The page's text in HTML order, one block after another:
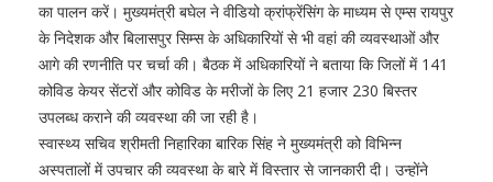
का पालन करें। मुख्यमंत्री बघेल ने वीडियो क्रांफ्रेंसिंग के माध्यम से एम्स रायपुर
के निदेशक और बिलासपुर सिम्स के अधिकारियों से भी वहां की व्यवस्थाओं और
आगे की रणनीति पर चर्चा की। बैठक में अधिकारियों ने बताया कि जिलों में 141
कोविड केयर सेंटरों और कोविड के मरीजों के लिए 21 हजार 230 बिस्तर
उपलब्ध कराने की व्यवस्था की जा रही है।
स्वास्थ्य सचिव श्रीमती निहारिका बारिक सिंह ने मुख्यमंत्री को विभिन्न
अस्पतालों में उपचार की व्यवस्था के बारे में विस्तार से जानकारी दी। उन्होंने